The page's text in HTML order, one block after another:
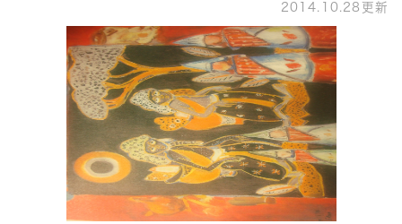
2014.10.28更新